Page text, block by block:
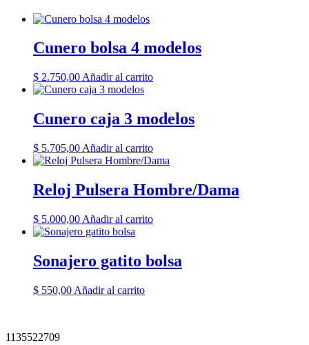
Cunero bolsa 4 modelos
$ 2.750,00 Añadir al carrito
Cunero caja 3 modelos
$ 5.705,00 Añadir al carrito
Reloj Pulsera Hombre/Dama
$ 5.000,00 Añadir al carrito
Sonajero gatito bolsa
$ 550,00 Añadir al carrito
1135522709